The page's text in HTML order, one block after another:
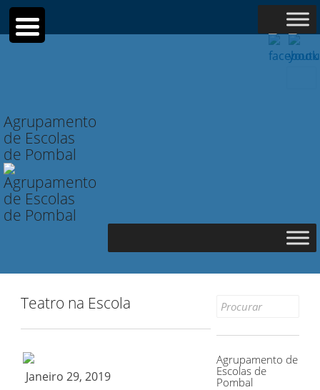
Agrupamento
de Escolas
de Pombal
Teatro na Escola
Janeiro 29, 2019
Search
Agrupamento de
Escolas de
Pombal